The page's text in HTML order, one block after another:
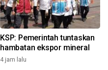
KSP: Pemerintah tuntaskan
hambatan ekspor mineral
4 jam lalu